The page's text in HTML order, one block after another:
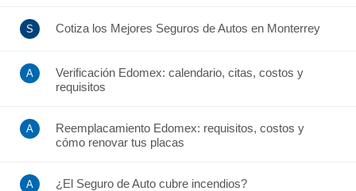
Cotiza los Mejores Seguros de Autos en Monterrey
Verificación Edomex: calendario, citas, costos y
requisitos
Reemplacamiento Edomex: requisitos, costos y
cómo renovar tus placas
¿El Seguro de Auto cubre incendios?